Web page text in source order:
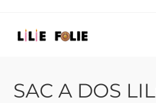
SAC A DOS